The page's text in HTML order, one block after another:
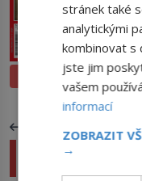
PROLISTOVAT
Jak se císař
stránek také
analytickými
kombinovat s
jste jim
vašem
informací
ZOBRAZIT
→